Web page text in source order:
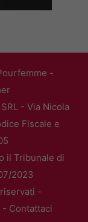
-
- Via Nicola
Fiscale e
il Tribunale di
2023
-
- Contattaci